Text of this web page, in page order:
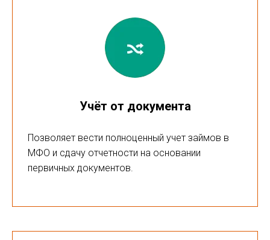
Учёт от документа
Позволяет вести полноценный учет займов в
МФО и сдачу отчетности на основании
первичных документов.